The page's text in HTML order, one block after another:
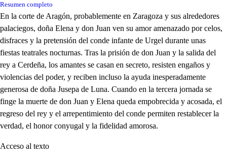
Resumen completo
En la corte de Aragón, probablemente en Zaragoza y sus alrededores
palaciegos, doña Elena y don Juan ven su amor amenazado por celos,
disfraces y la pretensión del conde infante de Urgel durante unas
fiestas teatrales nocturnas. Tras la prisión de don Juan y la salida del
rey a Cerdeña, los amantes se casan en secreto, resisten engaños y
violencias del poder, y reciben incluso la ayuda inesperadamente
generosa de doña Jusepa de Luna. Cuando en la tercera jornada se
finge la muerte de don Juan y Elena queda empobrecida y acosada, el
regreso del rey y el arrepentimiento del conde permiten restablecer la
verdad, el honor conyugal y la fidelidad amorosa.
Acceso al texto